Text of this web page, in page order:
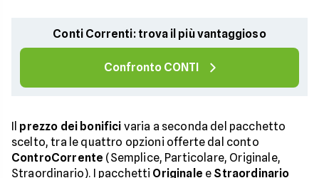
Conti Correnti: trova il più vantaggioso
Confronto CONTI
Il prezzo dei bonifici varia a seconda del pacchetto
scelto, tra le quattro opzioni offerte dal conto
ControCorrente (Semplice, Particolare, Originale,
Straordinario). I pacchetti Originale e Straordinario